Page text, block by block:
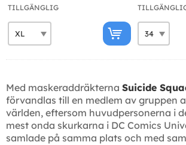
TILLGÄNGLIG
Med maskeraddräkterna Suicide
förvandlas till en medlem av gruppen
världen, eftersom huvudpersonerna i
mest onda skurkarna i DC Comics
samlade på samma plats och med